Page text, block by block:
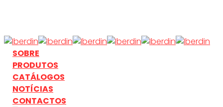
main
content
search
Menu
SOBRE
PRODUTOS
CATÁLOGOS
NOTÍCIAS
CONTACTOS